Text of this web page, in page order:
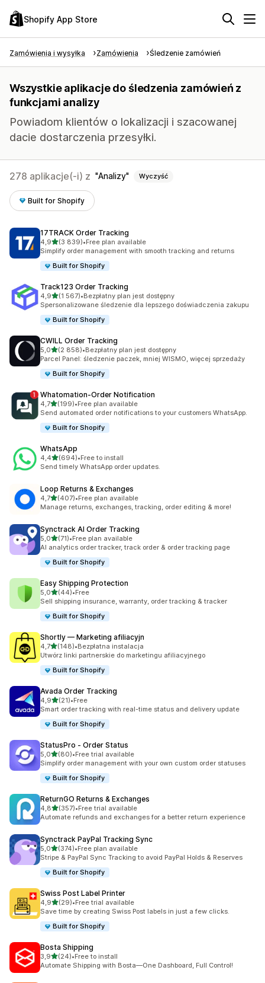
Shopify App Store
Zamówienia i wysyłka Zamówienia Śledzenie zamówień
Wszystkie aplikacje do śledzenia zamówień z
funkcjami analizy
Powiadom klientów o lokalizacji i szacowanej
dacie dostarczenia przesyłki.
278 aplikacje(-i) z Analizy Wyczyść
Built for Shopify
17TRACK Order Tracking
4,9na 5 gwiazdek
(3 839)
Łączna liczba recenzji: 3839
•Free plan available
Simplify order management with smooth tracking and returns
Built for Shopify
Track123 Order Tracking
4,9na 5 gwiazdek
(1 567)
Łączna liczba recenzji: 1567
•Bezpłatny plan jest dostępny
Spersonalizowane śledzenie dla lepszego doświadczenia zakupu
Built for Shopify
CWILL Order Tracking
5,0na 5 gwiazdek
(2 858)
Łączna liczba recenzji: 2858
•Bezpłatny plan jest dostępny
Parcel Panel: śledzenie paczek, mniej WISMO, więcej sprzedaży
Built for Shopify
Whatomation‑Order Notification
4,7na 5 gwiazdek
(199)
Łączna liczba recenzji: 199
•Free plan available
Send automated order notifications to your customers WhatsApp.
Built for Shopify
WhatsApp
4,4na 5 gwiazdek
(694)
Łączna liczba recenzji: 694
•Free to install
Send timely WhatsApp order updates.
Loop Returns & Exchanges
4,7na 5 gwiazdek
(407)
Łączna liczba recenzji: 407
•Free plan available
Manage returns, exchanges, tracking, order editing & more!
Synctrack AI Order Tracking
5,0na 5 gwiazdek
(71)
Łączna liczba recenzji: 71
•Free plan available
AI analytics order tracker, track order & order tracking page
Built for Shopify
Easy Shipping Protection
5,0na 5 gwiazdek
(44)
Łączna liczba recenzji: 44
•Free
Sell shipping insurance, warranty, order tracking & tracker
Built for Shopify
Shortly — Marketing afiliacyjn
4,7na 5 gwiazdek
(148)
Łączna liczba recenzji: 148
•Bezpłatna instalacja
Utwórz linki partnerskie do marketingu afiliacyjnego
Built for Shopify
Avada Order Tracking
4,9na 5 gwiazdek
(21)
Łączna liczba recenzji: 21
•Free
Smart order tracking with real-time status and delivery update
Built for Shopify
StatusPro ‑ Order Status
5,0na 5 gwiazdek
(80)
Łączna liczba recenzji: 80
•Free trial available
Simplify order management with your own custom order statuses
Built for Shopify
ReturnGO Returns & Exchanges
4,8na 5 gwiazdek
(357)
Łączna liczba recenzji: 357
•Free trial available
Automate refunds and exchanges for a better return experience
Synctrack PayPal Tracking Sync
5,0na 5 gwiazdek
(374)
Łączna liczba recenzji: 374
•Free plan available
Stripe & PayPal Sync Tracking to avoid PayPal Holds & Reserves
Built for Shopify
Swiss Post Label Printer
4,9na 5 gwiazdek
(29)
Łączna liczba recenzji: 29
•Free trial available
Save time by creating Swiss Post labels in just a few clicks.
Built for Shopify
Bosta Shipping
3,9na 5 gwiazdek
(24)
Łączna liczba recenzji: 24
•Free to install
Automate Shipping with Bosta—One Dashboard, Full Control!